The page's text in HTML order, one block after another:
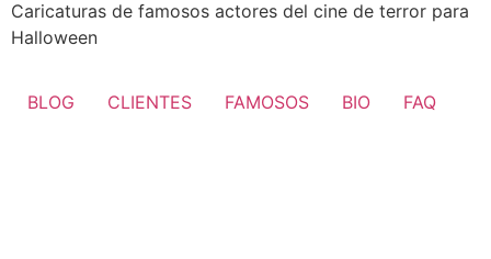
Caricaturas de famosos actores del cine de terror para
Halloween
BLOG CLIENTES FAMOSOS BIO FAQ